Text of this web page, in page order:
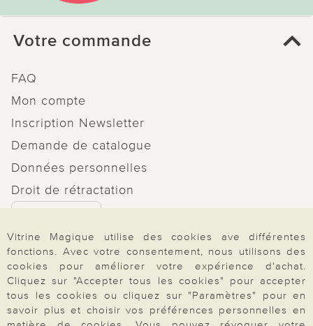
Votre commande
FAQ
Mon compte
Inscription Newsletter
Demande de catalogue
Données personnelles
Droit de rétractation
Paiement & Livraison
Vitrine Magique utilise des cookies ave différentes
fonctions. Avec votre consentement, nous utilisons des
cookies pour améliorer votre expérience d'achat.
Cliquez sur "Accepter tous les cookies" pour accepter
tous les cookies ou cliquez sur "Paramètres" pour en
savoir plus et choisir vos préférences personnelles en